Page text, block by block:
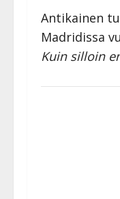
Antikainen
Madridissa
Kuin silloin